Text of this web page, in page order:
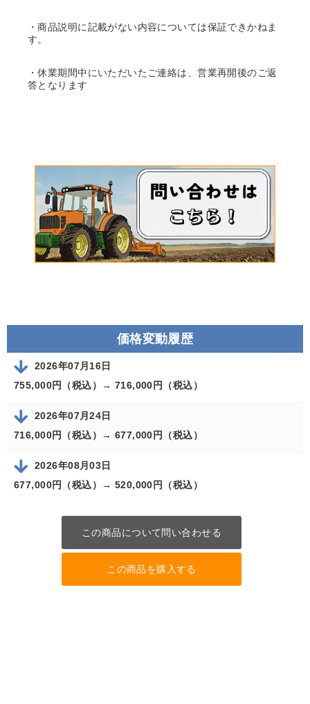
・商品説明に記載がない内容については保証できかねま
す。
・休業期間中にいただいたご連絡は、営業再開後のご返
答となります
価格変動履歴
2026年07月16日
755,000円（税込）→ 716,000円（税込）
2026年07月24日
716,000円（税込）→ 677,000円（税込）
2026年08月03日
677,000円（税込）→ 520,000円（税込）
この商品について問い合わせる
この商品を購入する